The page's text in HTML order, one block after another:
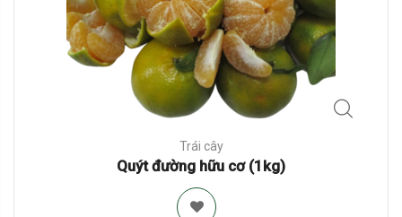
Trái cây
Quýt đường hữu cơ (1kg)